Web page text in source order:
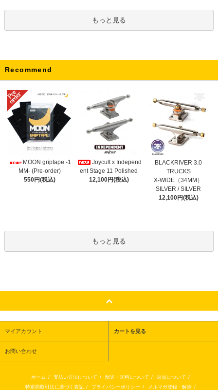
もっと見る
Recommend
MOON griptape -1
MM- (Pre-order)
550円(税込)
Joycult x Independ
ent Stage 11 Polished
12,100円(税込)
BLACKRIVER 3.0
TRUCKS
X-WIDE（34MM）
SILVER / SILVER
12,100円(税込)
もっと見る
マイアカウント カートを見る
お問い合わせ
ホーム / 支払い方法について / 配送・送料について / 返品について /
特定商取引法に基づく表記 / プライバシーポリシー / メルマガ登録・解除 /